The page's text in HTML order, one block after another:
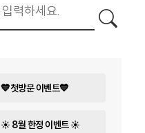
💙첫방문 이벤트💙
☀️ 8월 한정 이벤트 ☀️